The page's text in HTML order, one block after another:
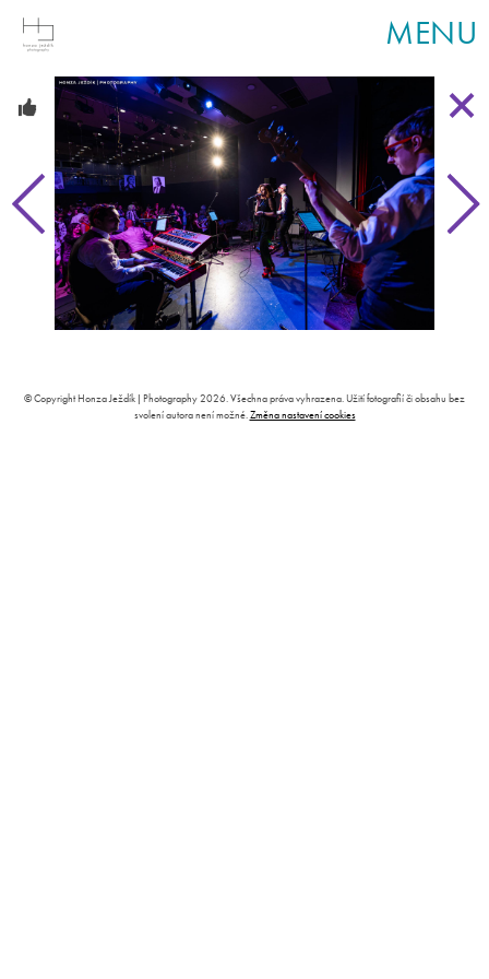
MENU
© Copyright Honza Ježdík | Photography 2026. Všechna práva vyhrazena. Užití fotografií či obsahu bez
svolení autora není možné.Změna nastavení cookies